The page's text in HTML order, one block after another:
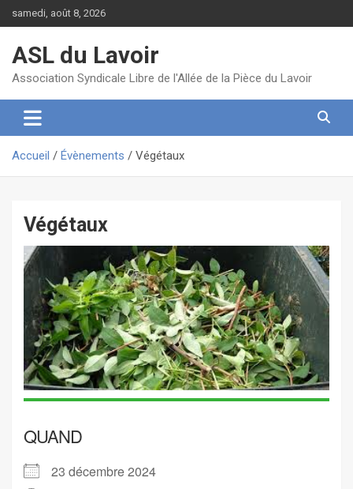
au
samedi, août 8, 2026
ASL du Lavoir
Association Syndicale Libre de l'Allée de la Pièce du Lavoir
Accueil Évènements Végétaux
Végétaux
QUAND
23 décembre 2024